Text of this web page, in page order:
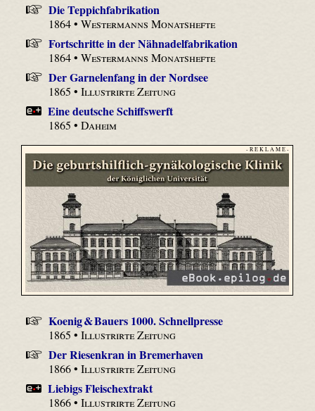
Die Teppichfabrikation
1864 •Westermanns Monatshefte
Fortschritte in der Nähnadelfabrikation
1864 •Westermanns Monatshefte
Der Garnelenfang in der Nordsee
1865 •Illustrirte Zeitung
Eine deutsche Schiffswerft
1865 •Daheim
- R E K L A M E -
Koenig & Bauers 1000. Schnellpresse
1865 •Illustrirte Zeitung
Der Riesenkran in Bremerhaven
1866 •Illustrirte Zeitung
Liebigs Fleischextrakt
1866 •Illustrirte Zeitung